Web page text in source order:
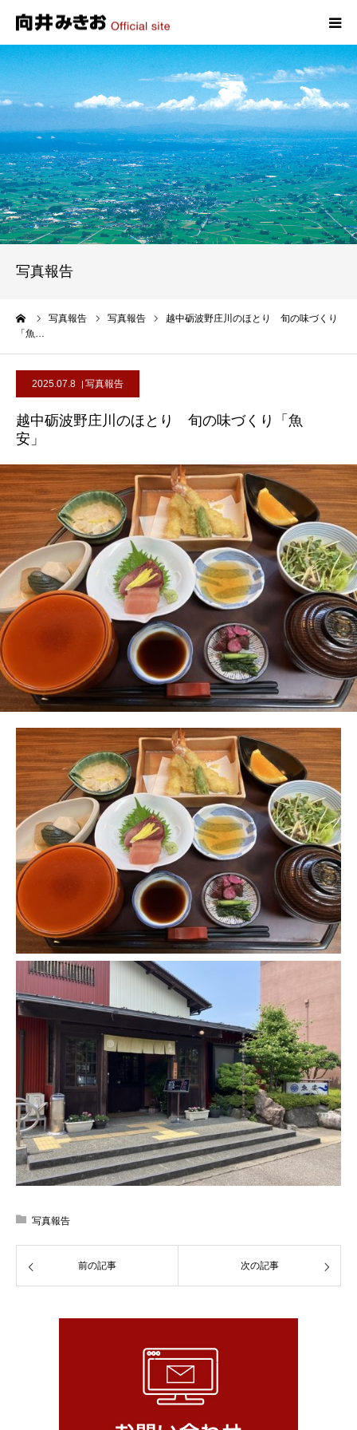
写真報告
写真報告 写真報告
越中砺波野庄川のほとり 旬の味づくり
「魚…
2025.07.8 写真報告
越中砺波野庄川のほとり 旬の味づくり「魚
安」
写真報告
前の記事 次の記事
HOME
プロフィール
政策
活動報告